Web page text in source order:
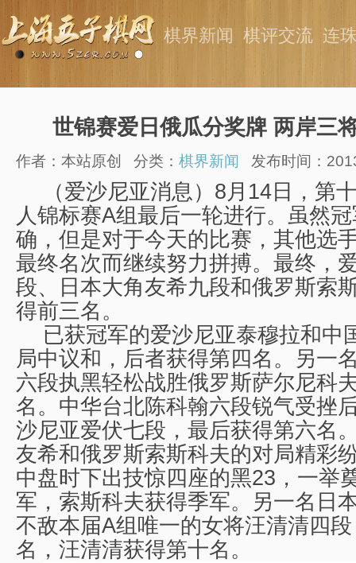
棋界新闻 棋评交流 连
世锦赛爱日俄瓜分奖牌 两岸三
作者：本站原创 分类： 棋界新闻 发布时间：
（爱沙尼亚消息）8月14日，第
人锦标赛A组最后一轮进行。虽然
确，但是对于今天的比赛，其他选
最终名次而继续努力拼搏。最终，
段、日本大角友希九段和俄罗斯索
得前三名。
已获冠军的爱沙尼亚泰穆拉和中
局中议和，后者获得第四名。另一
六段执黑轻松战胜俄罗斯萨尔尼科
名。中华台北陈科翰六段锐气受挫
沙尼亚爱伏七段，最后获得第六名
友希和俄罗斯索斯科夫的对局精彩
中盘时下出技惊四座的黑23，一举
军，索斯科夫获得季军。另一名日
不敌本届A组唯一的女将汪清清四
名，汪清清获得第十名。